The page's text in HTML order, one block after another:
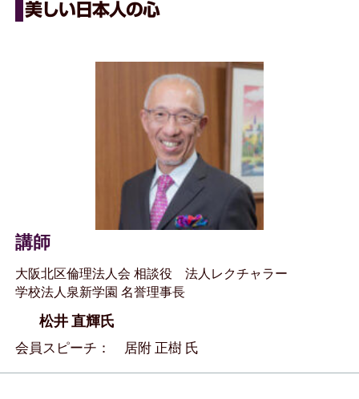
美しい日本人の心
講師
大阪北区倫理法人会 相談役 法人レクチャラー
学校法人泉新学園 名誉理事長
松井 直輝氏
会員スピーチ： 居附 正樹 氏